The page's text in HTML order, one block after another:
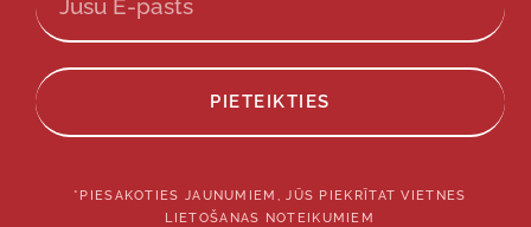
PIETEIKTIES
*PIESAKOTIES JAUNUMIEM, JŪS PIEKRĪTAT VIETNES
LIETOŠANAS NOTEIKUMIEM